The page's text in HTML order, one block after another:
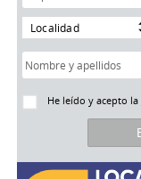
Localidad
He leído y acepto la